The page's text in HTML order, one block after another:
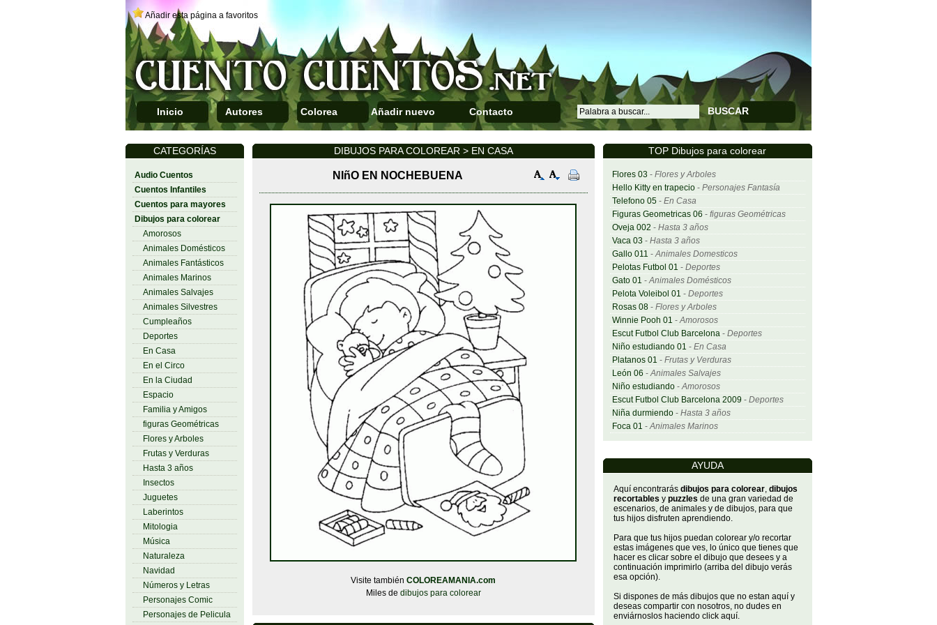
Añadir esta página a favoritos
Inicio Autores Colorea Añadir nuevo Contacto BUSCAR
TOP Dibujos para colorear
Flores 03 - Flores y Arboles
Hello Kitty en trapecio- Personajes Fantasía
Telefono 05- En Casa
Figuras Geometricas 06 - figuras Geométricas
Oveja 002 - Hasta 3 años
Vaca 03 - Hasta 3 años
Gallo 011 -Animales Domesticos
Pelotas Futbol 01 - Deportes
Gato 01 -Animales Domésticos
Pelota Voleibol 01 - Deportes
Rosas 08- Flores y Arboles
Winnie Pooh 01 -Amorosos
Escut Futbol Club Barcelona- Deportes
Niño estudiando 01 - En Casa
Platanos 01 - Frutas y Verduras
León 06 -Animales Salvajes
Niño estudiando-Amorosos
Escut Futbol Club Barcelona 2009 - Deportes
Niña durmiendo- Hasta 3 años
Foca 01 -Animales Marinos
AYUDA
Aquí encontrarás dibujos para colorear, dibujos
recortables y puzzles de una gran variedad de
escenarios, de animales y de dibujos, para que
tus hijos disfruten aprendiendo.
Para que tus hijos puedan colorear y/o recortar
estas imágenes que ves, lo único que tienes que
hacer es clicar sobre el dibujo que desees y a
continuación imprimirlo (arriba del dibujo verás
esa opción).
Si dispones de más dibujos que no estan aquí y
deseas compartir con nosotros, no dudes en
enviárnoslos haciendo click aquí.
CATEGORÍAS
Audio Cuentos
Cuentos Infantiles
Cuentos para mayores
Dibujos para colorear
Amorosos
Animales Domésticos
Animales Fantásticos
Animales Marinos
Animales Salvajes
Animales Silvestres
Cumpleaños
Deportes
En Casa
En el Circo
En la Ciudad
Espacio
Familia y Amigos
figuras Geométricas
Flores y Arboles
Frutas y Verduras
Hasta 3 años
Insectos
Juguetes
Laberintos
Mitologia
Música
Naturaleza
Navidad
Números y Letras
Personajes Comic
Personajes de Pelicula
DIBUJOS PARA COLOREAR > EN CASA
NIñO EN NOCHEBUENA
Visite también COLOREAMANIA.com
Miles de dibujos para colorear